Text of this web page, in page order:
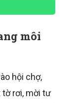
môi
hội chợ,
rơi, mời tư